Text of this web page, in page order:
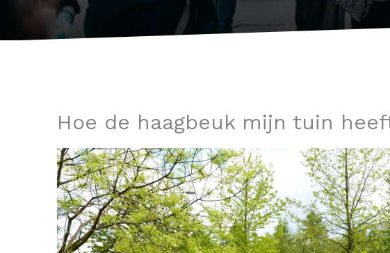
Hoe de haagbeuk mijn tuin